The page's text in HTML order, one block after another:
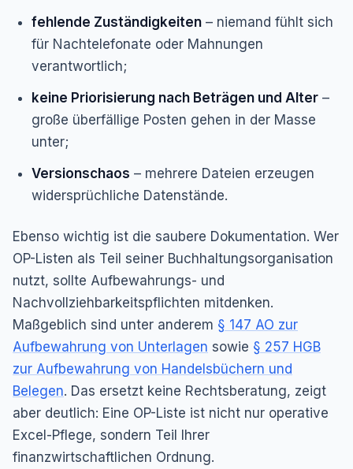
fehlende Zuständigkeiten – niemand fühlt sich
für Nachtelefonate oder Mahnungen
verantwortlich;
keine Priorisierung nach Beträgen und Alter –
große überfällige Posten gehen in der Masse
unter;
Versionschaos – mehrere Dateien erzeugen
widersprüchliche Datenstände.
Ebenso wichtig ist die saubere Dokumentation. Wer
OP-Listen als Teil seiner Buchhaltungsorganisation
nutzt, sollte Aufbewahrungs- und
Nachvollziehbarkeitspflichten mitdenken.
Maßgeblich sind unter anderem § 147 AO zur
Aufbewahrung von Unterlagen sowie § 257 HGB
zur Aufbewahrung von Handelsbüchern und
Belegen. Das ersetzt keine Rechtsberatung, zeigt
aber deutlich: Eine OP-Liste ist nicht nur operative
Excel-Pflege, sondern Teil Ihrer
finanzwirtschaftlichen Ordnung.